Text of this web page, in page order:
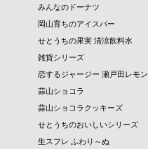
みんなのドーナツ
岡山育ちのアイスバー
せとうちの果実 清涼飲料水
雑貨シリーズ
恋するジャージー 瀬戸田レモン
蒜山ショコラ
蒜山ショコラクッキーズ
せとうちのおいしいシリーズ
生スフレ ふわり～ぬ